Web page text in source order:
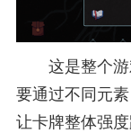
这是整个
要通过不同元
让卡牌整体强度